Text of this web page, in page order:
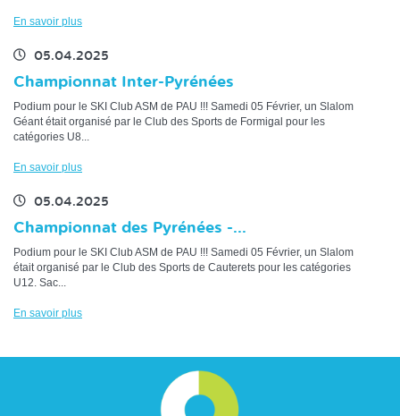
En savoir plus
05.04.2025
Championnat Inter-Pyrénées
Podium pour le SKI Club ASM de PAU !!! Samedi 05 Février, un Slalom
Géant était organisé par le Club des Sports de Formigal pour les
catégories U8...
En savoir plus
05.04.2025
Championnat des Pyrénées -...
Podium pour le SKI Club ASM de PAU !!! Samedi 05 Février, un Slalom
était organisé par le Club des Sports de Cauterets pour les catégories
U12. Sac...
En savoir plus